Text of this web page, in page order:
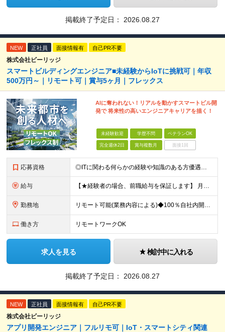
掲載終了予定日： 2026.08.27
NEW 正社員 面接情報有 自己PR不要
株式会社ビーリッジ
スマートビルディングエンジニア■未経験からIoTに挑戦可｜年収
500万円～｜リモート可｜賞与5ヶ月｜フレックス
AIに奪われない！リアルを動かすスマートビル開
発で 将来性の高いエンジニアキャリアを描く！
未経験歓迎 学歴不問 ベテランOK
完全週休2日 賞与複数月 面接1回
応募資格 ◎ITに関わる何らかの経験や知識のある方優遇！ ★20代～30代活躍中 ★未経験歓迎 ■学歴不問
給与 【★経験者の場合、前職給与を保証します】 月給30万円以上＋賞与年2回（※5ヶ月分支給実績あり） ※上記は最低保証額です。 ご経験やスキルに応じて当社規定内で決定します ※試用期間3ヶ月間あり・労
勤務地 リモート可能(業務内容による)◆100％自社内開発 所在地：神奈川県横浜市港北区新横浜3-8-11 メットライフ新横浜ビル10F (変更の範囲)上記を除く当社関連勤務地 ※機器の導入立会いのため出
働き方 リモートワークOK
求人を見る 検討中に入れる
掲載終了予定日： 2026.08.27
NEW 正社員 面接情報有 自己PR不要
株式会社ビーリッジ
アプリ開発エンジニア｜フルリモ可｜IoT・スマートシティ関連